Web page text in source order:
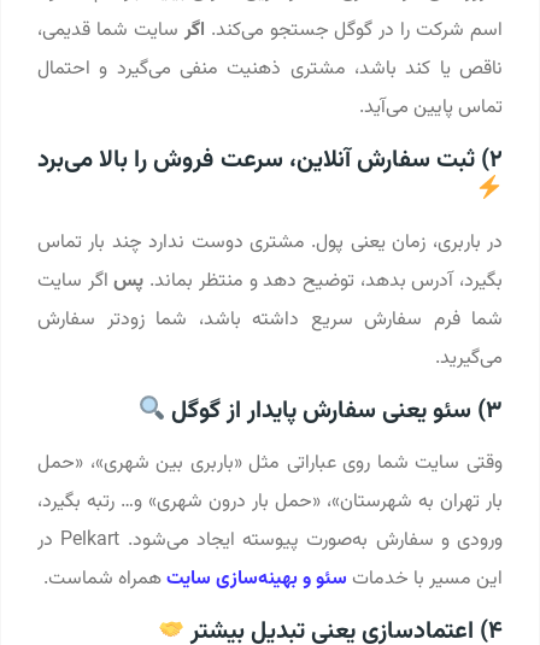
اسم شرکت را در گوگل جستجو می‌کند.اگرسایت شما قدیمی،
ناقص یا کند باشد، مشتری ذهنیت منفی می‌گیرد و احتمال
تماس پایین می‌آید.
در باربری، زمان یعنی پول. مشتری دوست ندارد چند بار تماس
بگیرد، آدرس بدهد، توضیح دهد و منتظر بماند.پساگر سایت
شما فرم سفارش سریع داشته باشد، شما زودتر سفارش
می‌گیرید.
3) سئو یعنی سفارش پایدار از گوگل
وقتی سایت شما روی عباراتی مثل «باربری بین شهری»، «حمل
بار تهران به شهرستان»، «حمل بار درون شهری» و… رتبه بگیرد،
ورودی و سفارش به‌صورت پیوسته ایجاد می‌شود. Pelkart در
این مسیر با خدماتسئو و بهینه‌سازی سایتهمراه شماست.